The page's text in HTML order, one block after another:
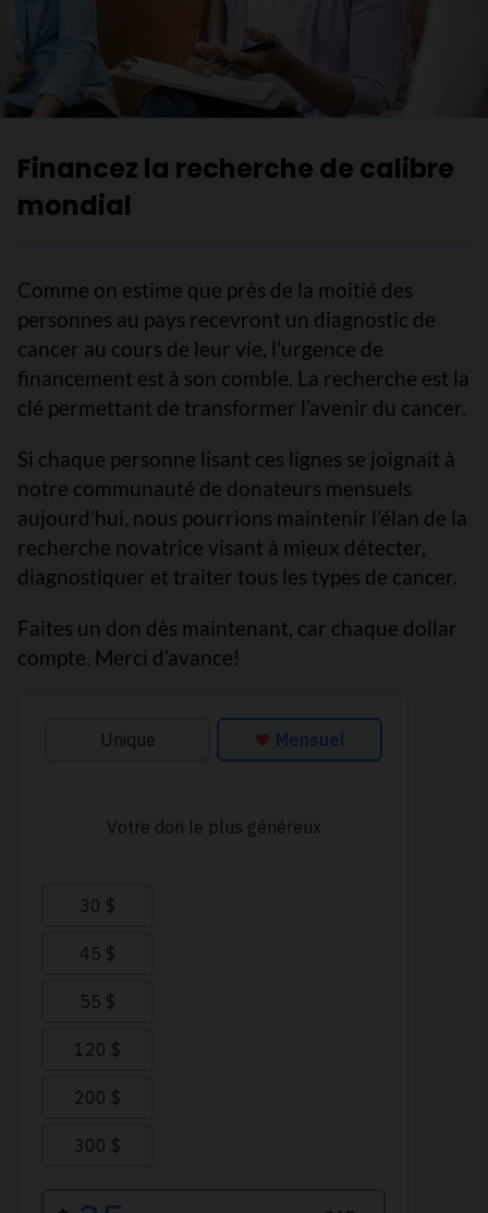
Financez la recherche de calibre
mondial
Comme on estime que près de la moitié des
personnes au pays recevront un diagnostic de
cancer au cours de leur vie, l’urgence de
financement est à son comble. La recherche est la
clé permettant de transformer l’avenir du cancer.
Si chaque personne lisant ces lignes se joignait à
notre communauté de donateurs mensuels
aujourd’hui, nous pourrions maintenir l’élan de la
recherche novatrice visant à mieux détecter,
diagnostiquer et traiter tous les types de cancer.
Faites un don dès maintenant, car chaque dollar
compte. Merci d’avance!